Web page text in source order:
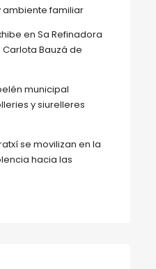
familiar
en Sa Refinadora
Bauzá de
municipal
y siurelleres
se movilizan en la
hacia las